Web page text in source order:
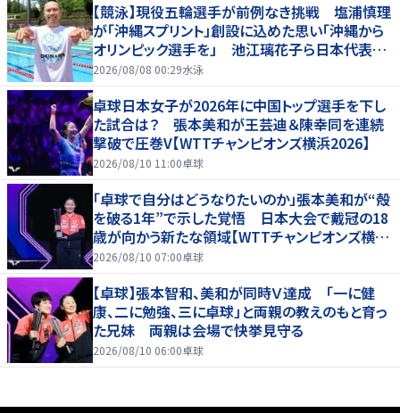
【競泳】現役五輪選手が前例なき挑戦 塩浦慎理
が「沖縄スプリント」創設に込めた思い「沖縄から
オリンピック選手を」 池江璃花子ら日本代表も
参戦
2026/08/08 00:29水泳
卓球日本女子が2026年に中国トップ選手を下し
た試合は？ 張本美和が王芸迪＆陳幸同を連続
撃破で圧巻V【WTTチャンピオンズ横浜2026】
2026/08/10 11:00卓球
「卓球で自分はどうなりたいのか」張本美和が“殻
を破る1年”で示した覚悟 日本大会で戴冠の18
歳が向かう新たな領域【WTTチャンピオンズ横浜
2026】
2026/08/10 07:00卓球
【卓球】張本智和、美和が同時Ｖ達成 「一に健
康、二に勉強、三に卓球」と両親の教えのもと育っ
た兄妹 両親は会場で快挙見守る
2026/08/10 06:00卓球